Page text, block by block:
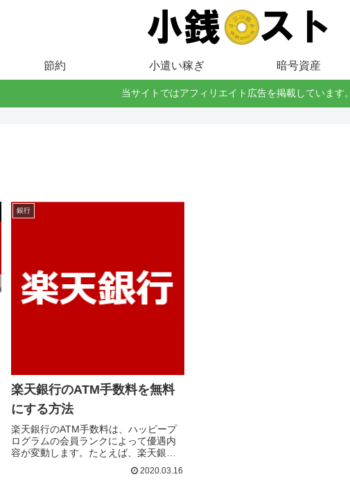
節約 小遣い稼ぎ 暗号資産
当サイトではアフィリエイト広告を掲載しています。
銀行
楽天銀行のATM手数料を無料
にする方法
楽天銀行のATM手数料は、ハッピープ
ログラムの会員ランクによって優遇内
容が変動します。たとえば、楽天銀行
の預金額が10万円以上あれば出金手数
料は月1回無料、50万円以上あれば月2
2020.03.16